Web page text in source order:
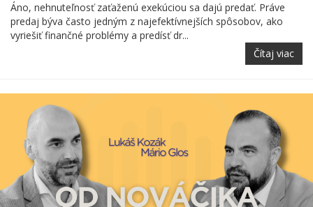
Áno, nehnuteľnosť zaťaženú exekúciou sa dajú predať. Práve
predaj býva často jedným z najefektívnejších spôsobov, ako
vyriešiť finančné problémy a predísť dr...
Čítaj viac